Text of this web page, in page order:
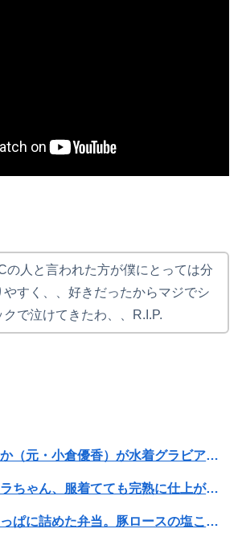
の人と言われた方が僕にとっては分
やすく、、好きだったからマジでシ
クで泣けてきたわ、、R.I.P.
【画像】小倉ゆうか（元・小倉優香）が水着グラビア復帰ｗｗｗｗｗ
【画像】池田レイラちゃん、服着てても完熟に仕上がるｗｗｗｗｗｗｗｗｗｗｗｗｗｗ
今日は大館まげわっぱに詰めた弁当。豚ロースの塩こうじ＆ガーリック焼き